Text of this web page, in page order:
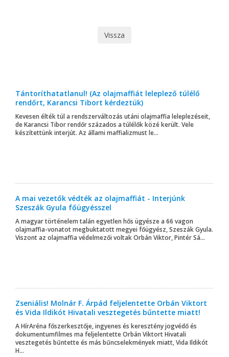
Vissza
Tántoríthatatlanul! (Az olajmaffiát leleplező túlélő
rendőrt, Karancsi Tibort kérdeztük)
Kevesen élték túl a rendszerváltozás utáni olajmaffia leleplezéseit,
de Karancsi Tibor rendőr százados a túlélők közé került. Vele
készítettünk interjút. Az állami maffializmust le...
A mai vezetők védték az olajmaffiát - Interjúnk
Szeszák Gyula főügyésszel
A magyar történelem talán egyetlen hős ügyésze a 66 vagon
olajmaffia-vonatot megbuktatott megyei főügyész, Szeszák Gyula.
Viszont az olajmaffia védelmezői voltak Orbán Viktor, Pintér Sá...
Zseniális! Molnár F. Árpád feljelentette Orbán Viktort
és Vida Ildikót Hivatali vesztegetés bűntette miatt!
A HírAréna főszerkesztője, ingyenes és keresztény jogvédő és
dokumentumfilmes ma feljelentette Orbán Viktort Hivatali
vesztegetés bűntette és más bűncselekmények miatt, Vida Ildikót
H...